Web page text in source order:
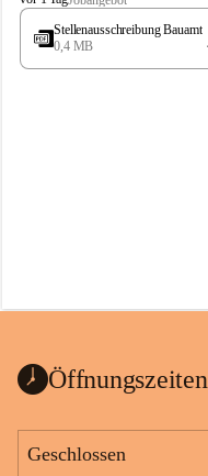
t
s
Stellenausschreibung Bauamt
0,4 MB
Öffnungszeiten
Geschlossen